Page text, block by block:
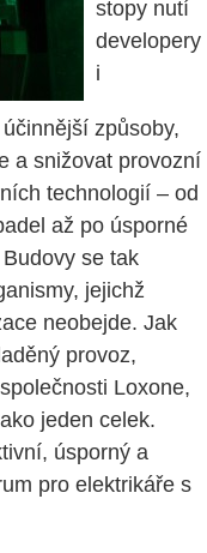
stopy nutí
developery
i
způsoby,
a snižovat provozní
technologií – od
až po úsporné
se tak
jejichž
neobejde. Jak
provoz,
Loxone,
jeden celek.
úsporný a
pro elektrikáře s